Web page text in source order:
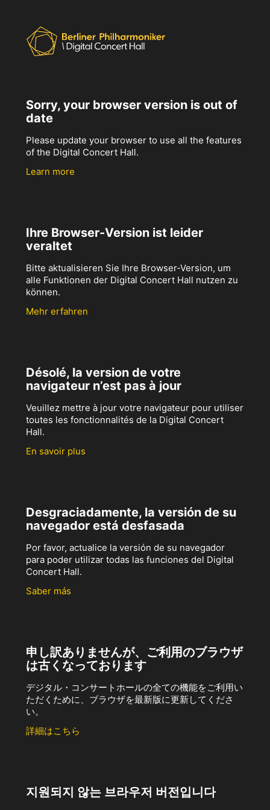
Sorry, your browser version is out of
date
Please update your browser to use all the features
of the Digital Concert Hall.
Learn more
Ihre Browser-Version ist leider
veraltet
Bitte aktualisieren Sie Ihre Browser-Version, um
alle Funktionen der Digital Concert Hall nutzen zu
können.
Mehr erfahren
Désolé, la version de votre
navigateur n’est pas à jour
Veuillez mettre à jour votre navigateur pour utiliser
toutes les fonctionnalités de la Digital Concert
Hall.
En savoir plus
Desgraciadamente, la versión de su
navegador está desfasada
Por favor, actualice la versión de su navegador
para poder utilizar todas las funciones del Digital
Concert Hall.
Saber más
申し訳ありませんが、ご利用のブラウザ
は古くなっております
デジタル・コンサートホールの全ての機能をご利用い
ただくために、ブラウザを最新版に更新してくださ
い。
詳細はこちら
지원되지 않는 브라우저 버전입니다